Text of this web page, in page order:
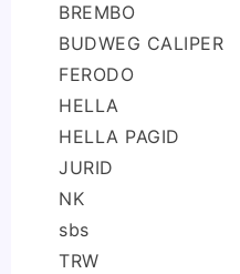
BREMBO
BUDWEG CALIPER
FERODO
HELLA
HELLA PAGID
JURID
NK
sbs
TRW